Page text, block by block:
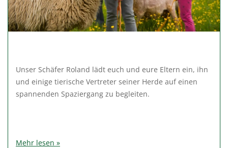
Unser Schäfer Roland lädt euch und eure Eltern ein, ihn
und einige tierische Vertreter seiner Herde auf einen
spannenden Spaziergang zu begleiten.
Mehr lesen »